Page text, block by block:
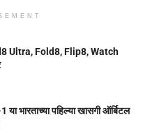
Ultra, Fold8, Flip8, Watch
भारताच्या पहिल्या खासगी ऑर्बिटल